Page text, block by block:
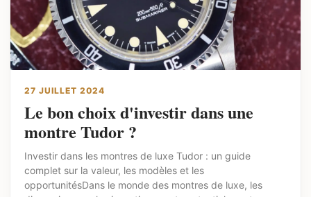
27 JUILLET 2024
Le bon choix d'investir dans une
montre Tudor ?
Investir dans les montres de luxe Tudor : un guide
complet sur la valeur, les modèles et les
opportunitésDans le monde des montres de luxe, les